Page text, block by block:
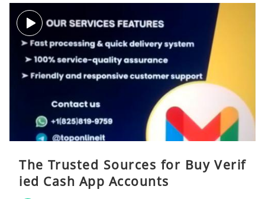
The Trusted Sources for Buy Verif
ied Cash App Accounts